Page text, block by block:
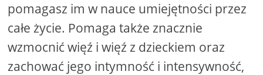
pomagasz im w nauce umiejętności przez
całe życie. Pomaga także znacznie
wzmocnić więź i więź z dzieckiem oraz
zachować jego intymność i intensywność,